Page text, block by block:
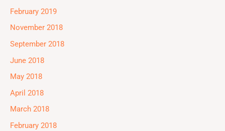
February 2019
November 2018
September 2018
June 2018
May 2018
April 2018
March 2018
February 2018